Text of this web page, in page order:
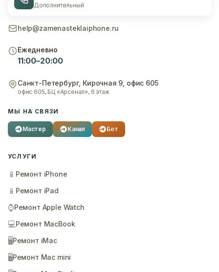
Дополнительный
help@zamenasteklaiphone.ru
Ежедневно
11:00–20:00
Санкт-Петербург, Кирочная 9, офис 605
офис 605, БЦ «Арсенал», 6 этаж
МЫ НА СВЯЗИ
Мастер Канал Бот
УСЛУГИ
📱 Ремонт iPhone
📱 Ремонт iPad
⌚Ремонт Apple Watch
💻Ремонт MacBook
🖥️Ремонт iMac
🖥️Ремонт Mac mini